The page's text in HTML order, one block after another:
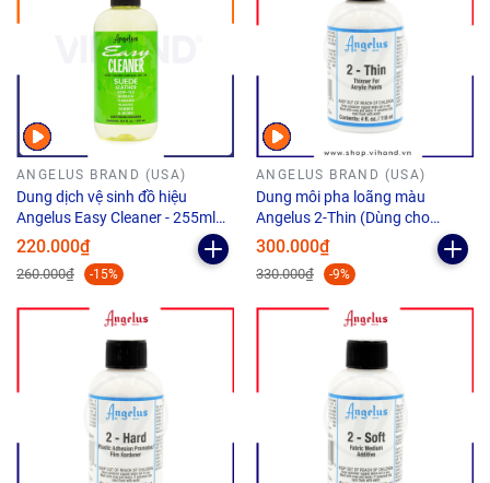
ANGELUS BRAND (USA)
Dung dịch vệ sinh đồ hiệu
Angelus Easy Cleaner - 255ml
(8.6Oz)
220.000₫
260.000₫ -15%
ANGELUS BRAND (USA)
Dung môi pha loãng màu
Angelus 2-Thin (Dùng cho
Airbrush) - 118ml (4Oz)
300.000₫
330.000₫ -9%